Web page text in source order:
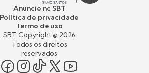
Anuncie no SBT
Política de privacidade
Termo de uso
SBT Copyright © 2026
Todos os direitos
reservados